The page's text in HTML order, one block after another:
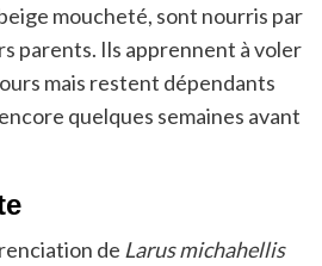
moucheté, sont nourris par
parents. Ils apprennent à voler
mais restent dépendants
quelques semaines avant
de Larus michahellis